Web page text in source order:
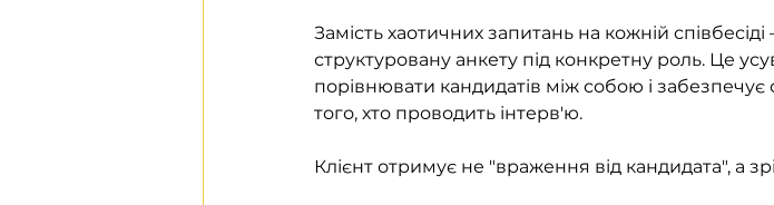
Замість хаотичних запитань на кожній
структуровану анкету під конкретну роль. Це
порівнювати кандидатів між собою і забезпечує
того, хто проводить інтерв'ю.
Клієнт отримує не "враження від кандидата", а